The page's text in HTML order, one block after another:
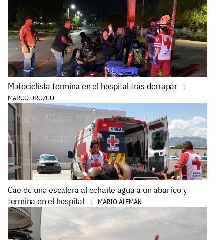
Motociclista termina en el hospital tras derrapar
MARCO OROZCO
Cae de una escalera al echarle agua a un abanico y
termina en el hospital
MARIO ALEMÁN